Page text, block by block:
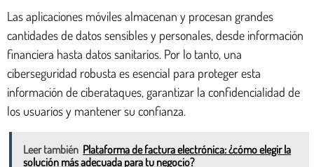
Las aplicaciones móviles almacenan y procesan grandes
cantidades de datos sensibles y personales, desde información
financiera hasta datos sanitarios. Por lo tanto, una
ciberseguridad robusta es esencial para proteger esta
información de ciberataques, garantizar la confidencialidad de
los usuarios y mantener su confianza.
Leer también Plataforma de factura electrónica: ¿cómo elegir la
solución más adecuada para tu negocio?